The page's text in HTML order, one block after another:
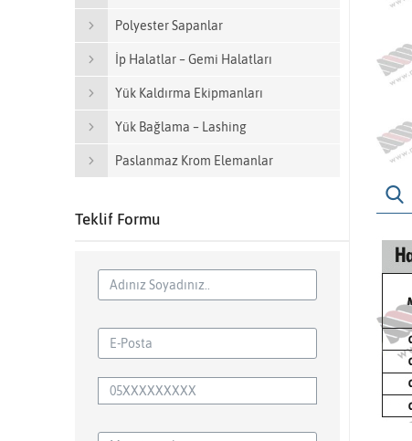
Polyester Sapanlar
İp Halatlar – Gemi Halatları
Yük Kaldırma Ekipmanları
Yük Bağlama – Lashing
Paslanmaz Krom Elemanlar
Teklif Formu